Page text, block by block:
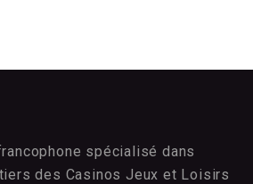
spécialisé dans
des Casinos Jeux et Loisirs